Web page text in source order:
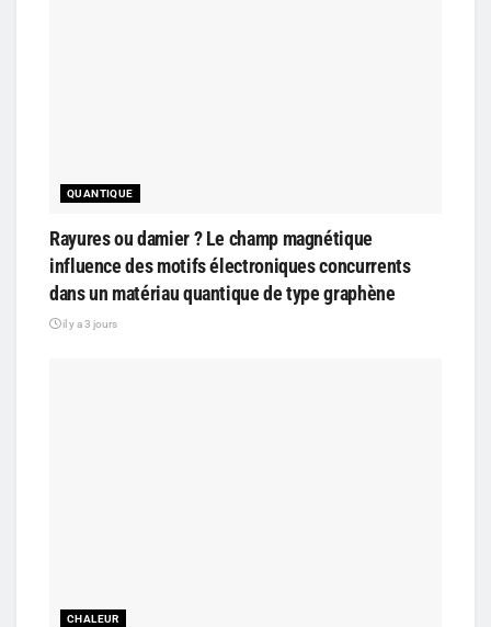
QUANTIQUE
Rayures ou damier ? Le champ magnétique
influence des motifs électroniques concurrents
dans un matériau quantique de type graphène
il y a 3 jours
CHALEUR